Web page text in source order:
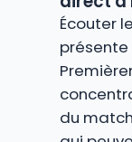
Écouter
du